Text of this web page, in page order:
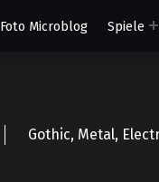
Foto Microblog Spiele
Gothic, Metal,